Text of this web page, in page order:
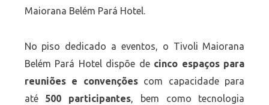
Maiorana Belém Pará Hotel.
No piso dedicado a eventos, o Tivoli Maiorana
Belém Pará Hotel dispõe de cinco espaços para
reuniões e convençõescom capacidade para
até 500 participantes, bem como tecnologia